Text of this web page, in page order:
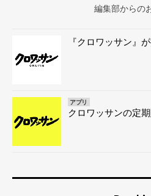
編集部からの
『クロワッサン』
アプリ
クロワッサンの定